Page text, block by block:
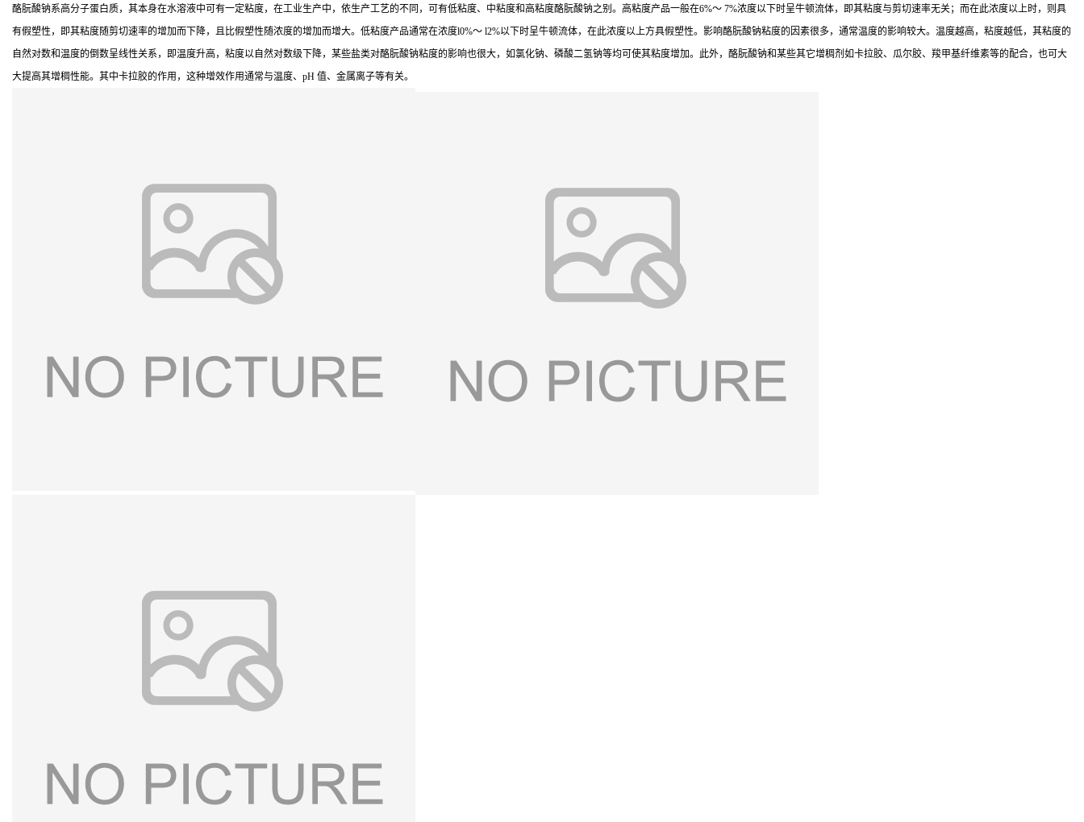
酪朊酸钠系高分子蛋白质，其本身在水溶液中可有一定粘度，在工业生产中，依生产工艺的不同，可有低粘度、中粘度和高粘度酪朊酸钠之别。高粘度产品一般在6%～ 7%浓度以下时呈牛顿流体，即其粘度与剪切速率无关；而在此浓度以上时，则具
有假塑性，即其粘度随剪切速率的增加而下降，且比假塑性随浓度的增加而增大。低粘度产品通常在浓度l0%～ l2%以下时呈牛顿流体，在此浓度以上方具假塑性。影响酪朊酸钠粘度的因素很多，通常温度的影响较大。温度越高，粘度越低，其粘度的
自然对数和温度的倒数呈线性关系，即温度升高，粘度以自然对数级下降，某些盐类对酪朊酸钠粘度的影响也很大，如氯化钠、磷酸二氢钠等均可使其粘度增加。此外，酪朊酸钠和某些其它增稠剂如卡拉胶、瓜尔胶、羧甲基纤维素等的配合，也可大
大提高其增稠性能。其中卡拉胶的作用，这种增效作用通常与温度、pH 值、金属离子等有关。